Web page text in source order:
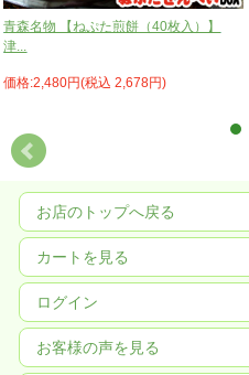
青森名物 【ねぷた煎餅（40枚入）】
津...
価格:2,480円(税込 2,678円)
お店のトップへ戻る
カートを見る
ログイン
お客様の声を見る